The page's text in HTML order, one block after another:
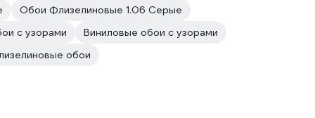
Обои Флизелиновые 1.06 Серые
с узорами
Виниловые обои с узорами
обои